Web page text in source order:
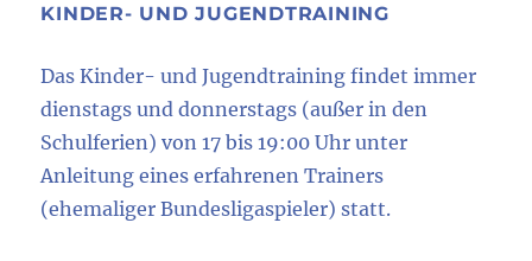
KINDER- UND JUGENDTRAINING
Das Kinder- und Jugendtraining findet immer
dienstags und donnerstags (außer in den
Schulferien) von 17 bis 19:00 Uhr unter
Anleitung eines erfahrenen Trainers
(ehemaliger Bundesligaspieler) statt.